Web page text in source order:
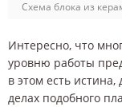
Схема блока из
Интересно, что
уровню работы
в этом есть истина,
делах подобного